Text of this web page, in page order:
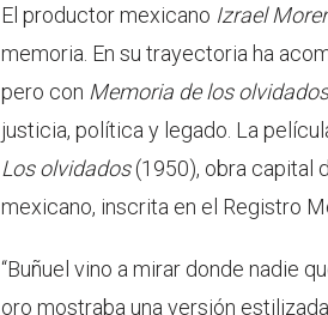
El productor mexicano Izrael
memoria. En su trayectoria ha
pero con Memoria de los olvidados
justicia, política y legado. La
Los olvidados(1950), obra capital
mexicano, inscrita en el Registro
“Buñuel vino a mirar donde nadie
oro mostraba una versión